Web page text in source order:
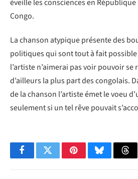
éveille les consciences en
Congo.
La chanson atypique présente des
politiques qui sont tout à fait possible
l’artiste n’aimerai pas voir pouvoir se
d’ailleurs la plus part des congolais.
de la chanson l’artiste émet le voeu
seulement si un tel rêve pouvait
FacebookTwitterPinterestBluesky